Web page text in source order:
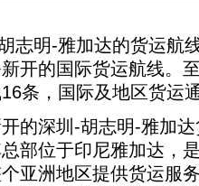
明-雅加达的货运航
开的国际货运航线。
条，国际及地区货运
深圳-胡志明-雅加达
部位于印尼雅加达，
亚洲地区提供货运服